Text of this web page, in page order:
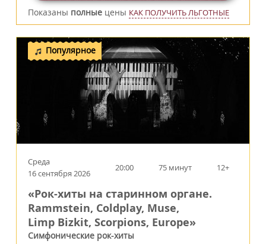
Показаны полные цены КАК ПОЛУЧИТЬ ЛЬГОТНЫЕ
Популярное
Среда
16 сентября 2026
20:00 75 минут 12+
«Рок-хиты на старинном органе.
Rammstein, Coldplay, Muse,
Limp Bizkit, Scorpions, Europe»
Симфонические рок-хиты